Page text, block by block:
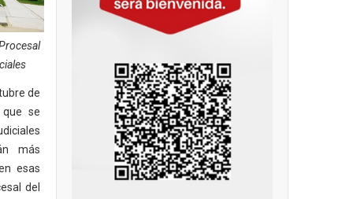
de
se
más
esas
del